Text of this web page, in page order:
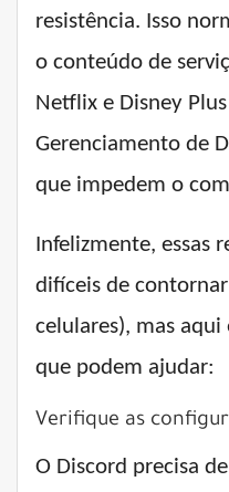
resistência. Isso
o conteúdo de
Netflix e Disney
Gerenciamento de
que impedem o
Infelizmente, essas
difíceis de
celulares), mas aqui
que podem ajudar:
Verifique as
O Discord precisa